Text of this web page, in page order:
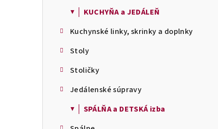
▼ │ KUCHYŇA a JEDÁLEŇ
Kuchynské linky, skrinky a doplnky
Stoly
Stoličky
Jedálenské súpravy
▼ │ SPÁLŇA a DETSKÁ izba